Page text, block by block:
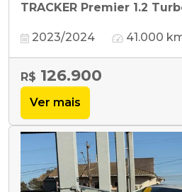
TRACKER Premier 1.2
2023/2024 41.000
R$ 126.900
Ver mais